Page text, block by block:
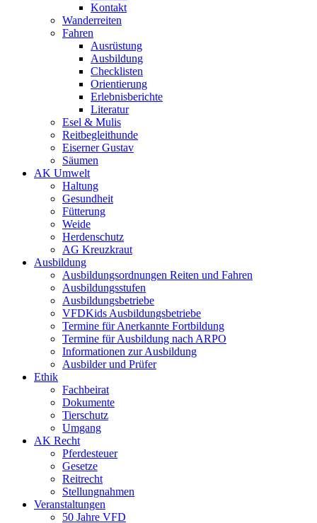
Kontakt
Wanderreiten
Fahren
Ausrüstung
Ausbildung
Checklisten
Orientierung
Erlebnisberichte
Literatur
Esel & Mulis
Reitbegleithunde
Eiserner Gustav
Säumen
AK Umwelt
Haltung
Gesundheit
Fütterung
Weide
Herdenschutz
AG Kreuzkraut
Ausbildung
Ausbildungsordnungen Reiten und Fahren
Ausbildungsstufen
Ausbildungsbetriebe
VFDKids Ausbildungsbetriebe
Termine für Anerkannte Fortbildung
Termine für Ausbildung nach ARPO
Informationen zur Ausbildung
Ausbilder und Prüfer
Ethik
Fachbeirat
Dokumente
Tierschutz
Umgang
AK Recht
Pferdesteuer
Gesetze
Reitrecht
Stellungnahmen
Veranstaltungen
50 Jahre VFD